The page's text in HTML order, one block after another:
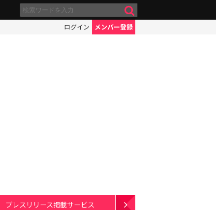
ログイン メンバー登録
プレスリリース掲載サービス